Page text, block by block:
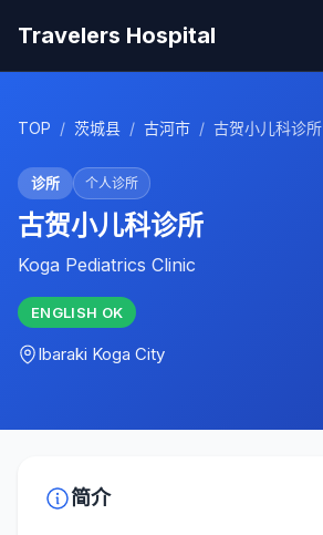
Travelers Hospital
TOP / 茨城县 / 古河市 / 古贺小儿科诊所
诊所 个人诊所
古贺小儿科诊所
Koga Pediatrics Clinic
ENGLISH OK
Ibaraki Koga City
简介